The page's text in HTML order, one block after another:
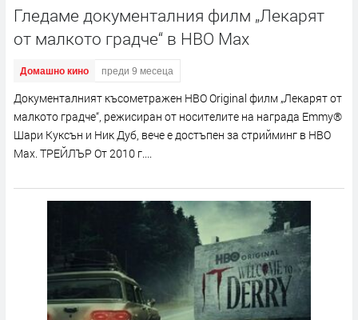
Гледаме документалния филм „Лекарят
от малкото градче“ в HBO Max
Домашно кино преди 9 месеца
Документалният късометражен HBO Original филм „Лекарят от
малкото градче“, режисиран от носителите на награда Emmy®
Шари Куксън и Ник Дуб, вече е достъпен за стрийминг в HBO
Max. ТРЕЙЛЪР От 2010 г....